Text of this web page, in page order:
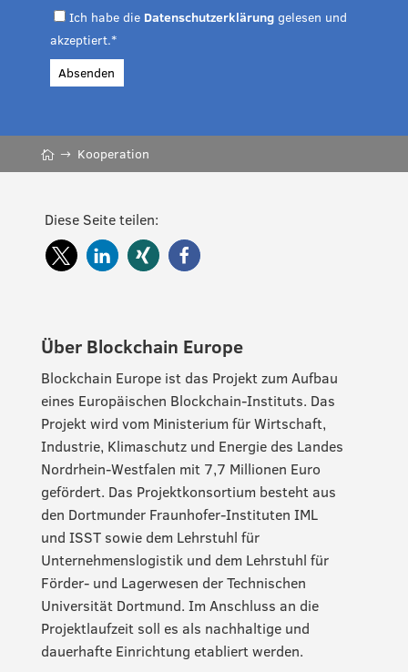
Ich habe die Datenschutzerklärunggelesen und
akzeptiert.*
Absenden
Kooperation
Diese Seite teilen:
Über Blockchain Europe
Blockchain Europe ist das Projekt zum Aufbau
eines Europäischen Blockchain-Instituts. Das
Projekt wird vom Ministerium für Wirtschaft,
Industrie, Klimaschutz und Energie des Landes
Nordrhein-Westfalen mit 7,7 Millionen Euro
gefördert. Das Projektkonsortium besteht aus
den Dortmunder Fraunhofer-Instituten IML
und ISST sowie dem Lehrstuhl für
Unternehmenslogistik und dem Lehrstuhl für
Förder- und Lagerwesen der Technischen
Universität Dortmund. Im Anschluss an die
Projektlaufzeit soll es als nachhaltige und
dauerhafte Einrichtung etabliert werden.